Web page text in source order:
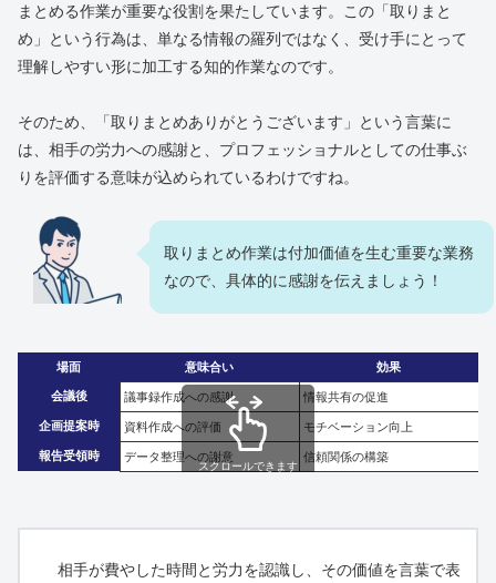
まとめる作業が重要な役割を果たしています。この「取りまと
め」という行為は、単なる情報の羅列ではなく、受け手にとって
理解しやすい形に加工する知的作業なのです。
そのため、「取りまとめありがとうございます」という言葉に
は、相手の労力への感謝と、プロフェッショナルとしての仕事ぶ
りを評価する意味が込められているわけですね。
取りまとめ作業は付加価値を生む重要な業務
なので、具体的に感謝を伝えましょう！
場面 意味合い 効果
会議後 議事録作成への感謝 情報共有の促進
企画提案時 資料作成への評価 モチベーション向上
報告受領時 データ整理への謝意 信頼関係の構築
スクロールできます
相手が費やした時間と労力を認識し、その価値を言葉で表